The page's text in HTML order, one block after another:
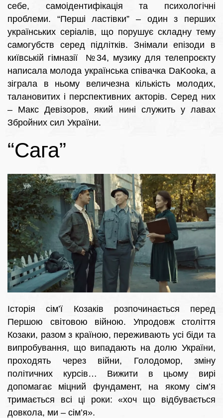
себе, самоідентифікація та психологічні
проблеми. “Перші ластівки” – один з перших
українських серіалів, що порушує складну тему
самогубств серед підлітків. Знімали епізоди в
київській гімназії №34, музику для телепроєкту
написала молода українська співачка DaKooka, а
зіграла в ньому величезна кількість молодих,
талановитих і перспективних акторів. Серед них
– Макс Девізоров, який нині служить у лавах
Збройних сил України.
“Сага”
Історія сім’ї Козаків розпочинається перед
Першою світовою війною. Упродовж століття
Козаки, разом з країною, переживають усі біди та
випробування, що випадають на долю України,
проходять через війни, Голодомор, зміну
політичних курсів… Вижити в цьому вирі
допомагає міцний фундамент, на якому сім’я
тримається всі ці роки: «хоч що відбувається
довкола, ми – сім’я».